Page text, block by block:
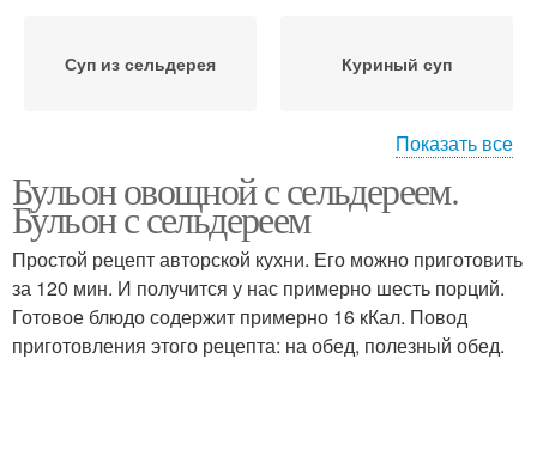
Суп из сельдерея Куриный суп
Овощной суп Суп с корнем
Рыбный суп Классический суп
Показать все
Бульон овощной с сельдереем.
Бульон с сельдереем
Простой рецепт авторской кухни. Его можно приготовить
за 120 мин. И получится у нас примерно шесть порций.
Готовое блюдо содержит примерно 16 кКал. Повод
приготовления этого рецепта: на обед, полезный обед.